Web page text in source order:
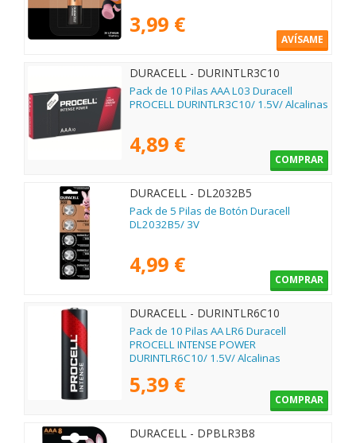
3,99 €
AVÍSAME
DURACELL - DURINTLR3C10
Pack de 10 Pilas AAA L03 Duracell
PROCELL DURINTLR3C10/ 1.5V/ Alcalinas
4,89 €
COMPRAR
DURACELL - DL2032B5
Pack de 5 Pilas de Botón Duracell
DL2032B5/ 3V
4,99 €
COMPRAR
DURACELL - DURINTLR6C10
Pack de 10 Pilas AA LR6 Duracell
PROCELL INTENSE POWER
DURINTLR6C10/ 1.5V/ Alcalinas
5,39 €
COMPRAR
DURACELL - DPBLR3B8